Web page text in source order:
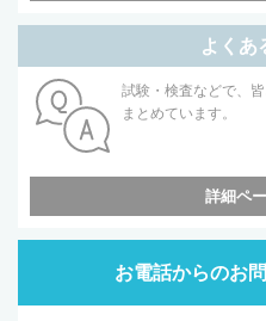
よくあ
試験・検査などで、
まとめています。
詳細ペ
お電話からのお